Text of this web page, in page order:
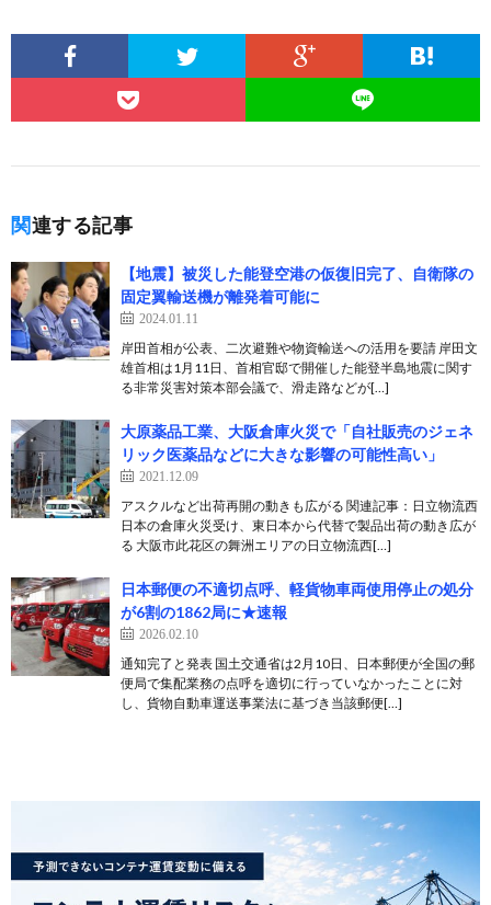
関連する記事
【地震】被災した能登空港の仮復旧完了、自衛隊の
固定翼輸送機が離発着可能に
2024.01.11
岸田首相が公表、二次避難や物資輸送への活用を要請 岸田文
雄首相は1月11日、首相官邸で開催した能登半島地震に関す
る非常災害対策本部会議で、滑走路などが[…]
大原薬品工業、大阪倉庫火災で「自社販売のジェネ
リック医薬品などに大きな影響の可能性高い」
2021.12.09
アスクルなど出荷再開の動きも広がる 関連記事：日立物流西
日本の倉庫火災受け、東日本から代替で製品出荷の動き広が
る 大阪市此花区の舞洲エリアの日立物流西[…]
日本郵便の不適切点呼、軽貨物車両使用停止の処分
が6割の1862局に★速報
2026.02.10
通知完了と発表 国土交通省は2月10日、日本郵便が全国の郵
便局で集配業務の点呼を適切に行っていなかったことに対
し、貨物自動車運送事業法に基づき当該郵便[…]